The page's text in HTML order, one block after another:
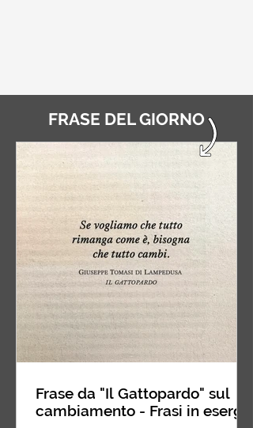
FRASE DEL GIORNO
Frase da "Il Gattopardo" sul
cambiamento - Frasi in esergo